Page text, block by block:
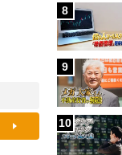
8
9
10